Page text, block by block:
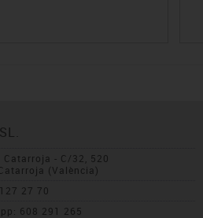
Catarroja - C/32, 520
(València)
27 70
608 291 265